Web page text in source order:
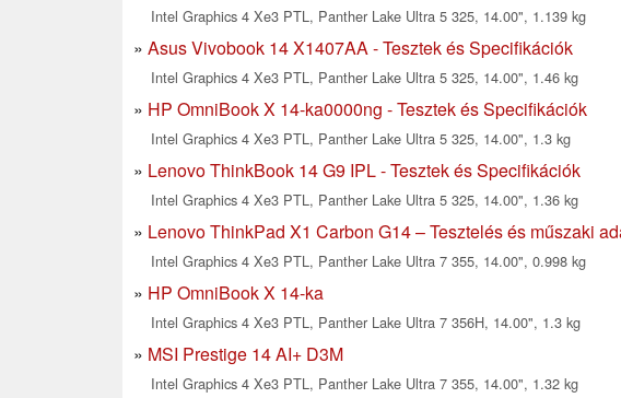
Intel Graphics 4 Xe3 PTL, Panther Lake Ultra 5 325, 14.00", 1.139 kg
Asus Vivobook 14 X1407AA - Tesztek és Specifikációk
Intel Graphics 4 Xe3 PTL, Panther Lake Ultra 5 325, 14.00", 1.46 kg
HP OmniBook X 14-ka0000ng - Tesztek és Specifikációk
Intel Graphics 4 Xe3 PTL, Panther Lake Ultra 5 325, 14.00", 1.3 kg
Lenovo ThinkBook 14 G9 IPL - Tesztek és Specifikációk
Intel Graphics 4 Xe3 PTL, Panther Lake Ultra 5 325, 14.00", 1.36 kg
Lenovo ThinkPad X1 Carbon G14 – Tesztelés és műszaki
Intel Graphics 4 Xe3 PTL, Panther Lake Ultra 7 355, 14.00", 0.998 kg
HP OmniBook X 14-ka
Intel Graphics 4 Xe3 PTL, Panther Lake Ultra 7 356H, 14.00", 1.3 kg
MSI Prestige 14 AI+ D3M
Intel Graphics 4 Xe3 PTL, Panther Lake Ultra 7 355, 14.00", 1.32 kg